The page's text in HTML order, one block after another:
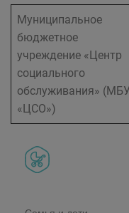
Муниципальное
бюджетное
учреждение «Центр
социального
обслуживания»
«ЦСО»)